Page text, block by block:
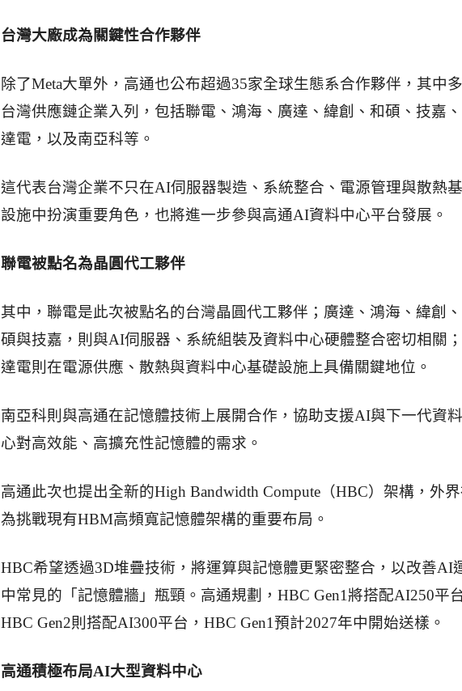
台灣大廠成為關鍵性合作夥伴
除了Meta大單外，高通也公布超過35家全球生態系合作夥伴，其中
台灣供應鏈企業入列，包括聯電、鴻海、廣達、緯創、和碩、技嘉
達電，以及南亞科等。
這代表台灣企業不只在AI伺服器製造、系統整合、電源管理與散熱
設施中扮演重要角色，也將進一步參與高通AI資料中心平台發展。
聯電被點名為晶圓代工夥伴
其中，聯電是此次被點名的台灣晶圓代工夥伴；廣達、鴻海、緯創
碩與技嘉，則與AI伺服器、系統組裝及資料中心硬體整合密切相關
達電則在電源供應、散熱與資料中心基礎設施上具備關鍵地位。
南亞科則與高通在記憶體技術上展開合作，協助支援AI與下一代資
心對高效能、高擴充性記憶體的需求。
高通此次也提出全新的High Bandwidth Compute（HBC）架構，外
為挑戰現有HBM高頻寬記憶體架構的重要布局。
HBC希望透過3D堆疊技術，將運算與記憶體更緊密整合，以改善AI
中常見的「記憶體牆」瓶頸。高通規劃，HBC Gen1將搭配AI250平
HBC Gen2則搭配AI300平台，HBC Gen1預計2027年中開始送樣。
高通積極布局AI大型資料中心